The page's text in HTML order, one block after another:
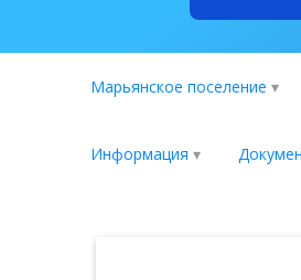
Марьянское поселение
Информация